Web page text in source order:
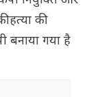
हत्या की
बनाया गया है